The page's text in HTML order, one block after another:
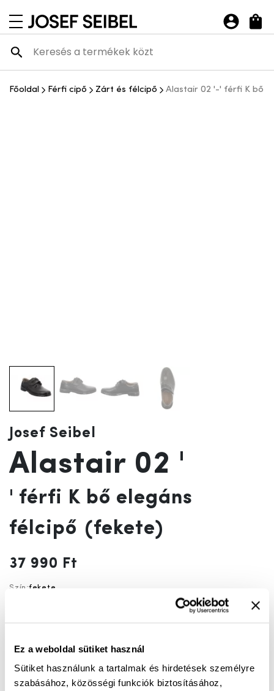
Ez a weboldal sütiket használ
Sütiket használunk a tartalmak és hirdetések személyre
szabásához, közösségi funkciók biztosításához,
navigációs menü megnyitása
Josef Seibel Webshop
Főoldal Férfi cipő Zárt és félcipő Alastair 02 '-' férfi K bő
Josef Seibel
Alastair 02 '
' férfi K bő elegáns
félcipő (fekete)
37 990 Ft
Szín:fekete
39 40 41 42